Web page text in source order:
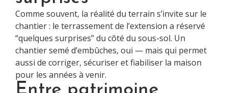
Comme souvent, la réalité du terrain s’invite sur le
chantier : le terrassement de l’extension a réservé
“quelques surprises” du côté du sous-sol. Un
chantier semé d’embûches, oui — mais qui permet
aussi de corriger, sécuriser et fiabiliser la maison
pour les années à venir.